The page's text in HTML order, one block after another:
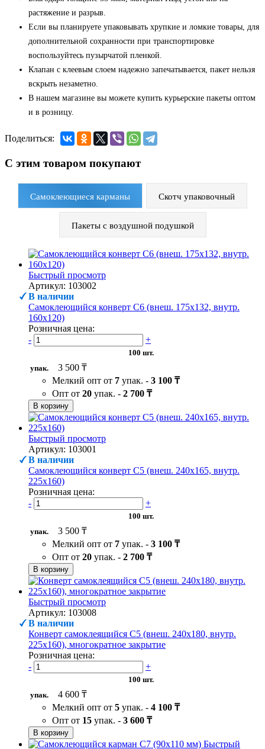
растяжение и разрыв.
Если вы планируете упаковывать хрупкие и ломкие товары, для
дополнительной сохранности при транспортировке
воспользуйтесь пузырчатой пленкой.
Клапан с клеевым слоем надежно запечатывается, пакет нельзя
вскрыть незаметно.
В нашем магазине вы можете купить курьерские пакеты оптом
и в розницу.
Поделиться:
С этим товаром покупают
Самоклеющиеся карманы Скотч упаковочный
Пакеты с воздушной подушкой
Быстрый просмотр
Артикул: 103002
В наличии
Самоклеющийся конверт С6 (внеш. 175х132, внутр.
160х120)
Розничная цена:
-
+
100 шт.
упак.
3 500 ₸
Мелкий опт от 7 упак. - 3 100 ₸
Опт от 20 упак. - 2 700 ₸
В корзину
Быстрый просмотр
Артикул: 103001
В наличии
Самоклеющийся конверт С5 (внеш. 240х165, внутр.
225х160)
Розничная цена:
-
+
100 шт.
упак.
3 500 ₸
Мелкий опт от 7 упак. - 3 100 ₸
Опт от 20 упак. - 2 700 ₸
В корзину
Быстрый просмотр
Артикул: 103008
В наличии
Конверт самоклеящийся С5 (внеш. 240х180, внутр.
225х160), многократное закрытие
Розничная цена:
-
+
100 шт.
упак.
4 600 ₸
Мелкий опт от 5 упак. - 4 100 ₸
Опт от 15 упак. - 3 600 ₸
В корзину
Быстрый